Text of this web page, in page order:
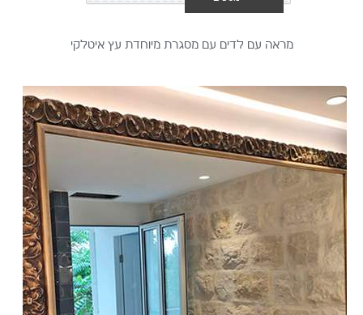
מראה עם לדים עם מסגרת מיוחדת עץ איטלקי